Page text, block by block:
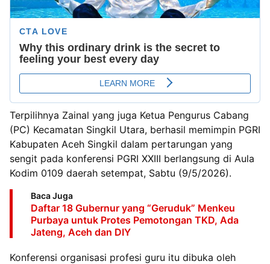
Terpilihnya Zainal yang juga Ketua Pengurus Cabang
(PC) Kecamatan Singkil Utara, berhasil memimpin PGRI
Kabupaten Aceh Singkil dalam pertarungan yang
sengit pada konferensi PGRI XXIII berlangsung di Aula
Kodim 0109 daerah setempat, Sabtu (9/5/2026).
Baca Juga
Daftar 18 Gubernur yang “Geruduk” Menkeu
Purbaya untuk Protes Pemotongan TKD, Ada
Jateng, Aceh dan DIY
Konferensi organisasi profesi guru itu dibuka oleh